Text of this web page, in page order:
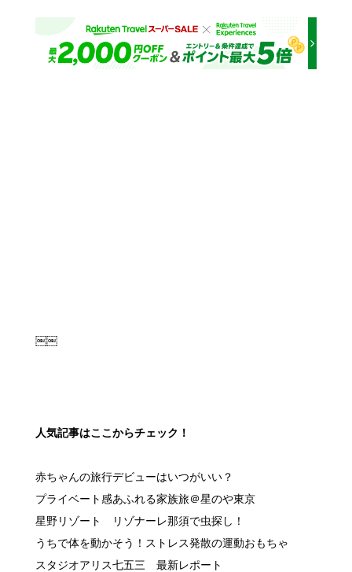
赤ちゃんの旅行デビューはいつがいい？
プライベート感あふれる家族旅＠星のや東京
星野リゾート リゾナーレ那須で虫探し！